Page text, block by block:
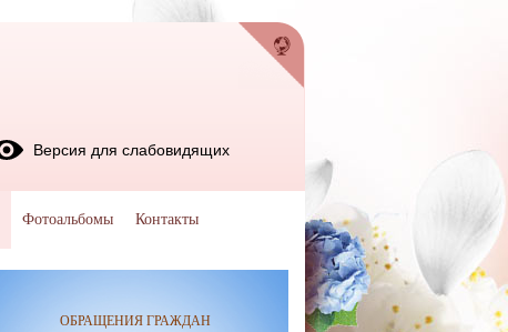
ОБРАЩЕНИЯ ГРАЖДАН
Версия для слабовидящих
Фотоальбомы Контакты